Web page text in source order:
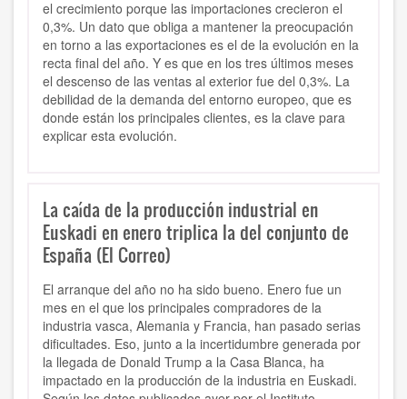
el crecimiento porque las importaciones crecieron el
0,3%. Un dato que obliga a mantener la preocupación
en torno a las exportaciones es el de la evolución en la
recta final del año. Y es que en los tres últimos meses
el descenso de las ventas al exterior fue del 0,3%. La
debilidad de la demanda del entorno europeo, que es
donde están los principales clientes, es la clave para
explicar esta evolución.
La caída de la producción industrial en
Euskadi en enero triplica la del conjunto de
España (El Correo)
El arranque del año no ha sido bueno. Enero fue un
mes en el que los principales compradores de la
industria vasca, Alemania y Francia, han pasado serias
dificultades. Eso, junto a la incertidumbre generada por
la llegada de Donald Trump a la Casa Blanca, ha
impactado en la producción de la industria en Euskadi.